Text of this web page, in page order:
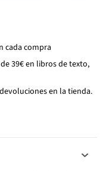
cada compra
39€ en libros de texto,
en la tienda.